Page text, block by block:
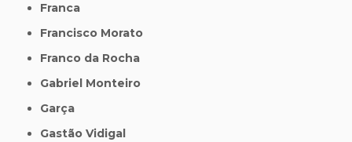
Franca
Francisco Morato
Franco da Rocha
Gabriel Monteiro
Garça
Gastão Vidigal